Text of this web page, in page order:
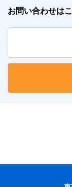
お問い合わせは